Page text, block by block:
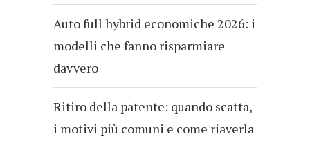
Auto full hybrid economiche 2026: i
modelli che fanno risparmiare
davvero
Ritiro della patente: quando scatta,
i motivi più comuni e come riaverla